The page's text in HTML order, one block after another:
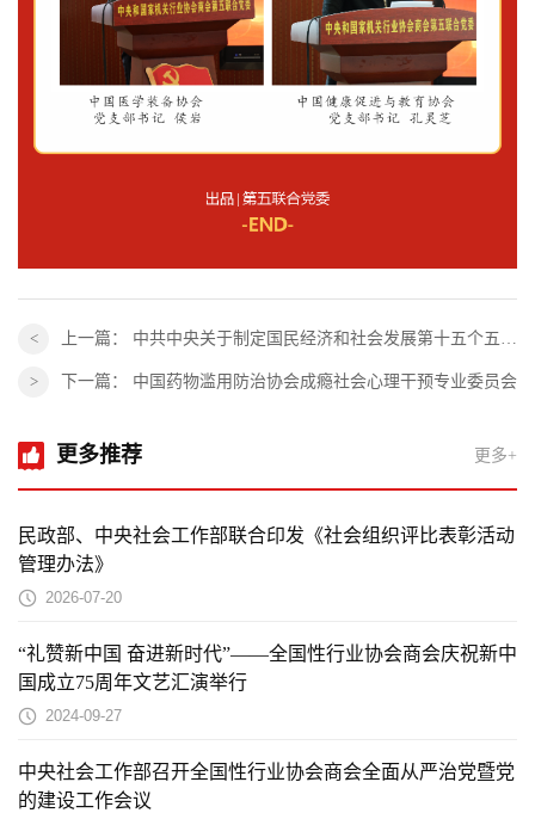
上一篇： 中共中央关于制定国民经济和社会发展第十五个五年规划的建议
下一篇： 中国药物滥用防治协会成瘾社会心理干预专业委员会
更多推荐 更多+
民政部、中央社会工作部联合印发《社会组织评比表彰活动
管理办法》
2026-07-20
“礼赞新中国 奋进新时代”——全国性行业协会商会庆祝新中
国成立75周年文艺汇演举行
2024-09-27
中央社会工作部召开全国性行业协会商会全面从严治党暨党
的建设工作会议